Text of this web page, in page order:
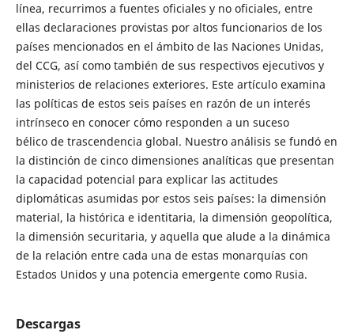
línea, recurrimos a fuentes oficiales y no oficiales, entre
ellas declaraciones provistas por altos funcionarios de los
países mencionados en el ámbito de las Naciones Unidas,
del CCG, así como también de sus respectivos ejecutivos y
ministerios de relaciones exteriores. Este artículo examina
las políticas de estos seis países en razón de un interés
intrínseco en conocer cómo responden a un suceso
bélico de trascendencia global. Nuestro análisis se fundó en
la distinción de cinco dimensiones analíticas que presentan
la capacidad potencial para explicar las actitudes
diplomáticas asumidas por estos seis países: la dimensión
material, la histórica e identitaria, la dimensión geopolítica,
la dimensión securitaria, y aquella que alude a la dinámica
de la relación entre cada una de estas monarquías con
Estados Unidos y una potencia emergente como Rusia.
Descargas